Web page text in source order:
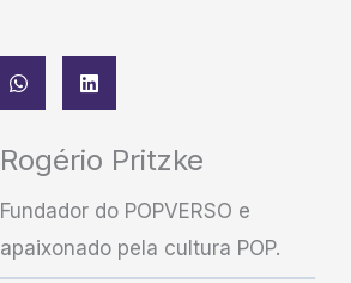
Rogério Pritzke
Fundador do POPVERSO e
apaixonado pela cultura POP.